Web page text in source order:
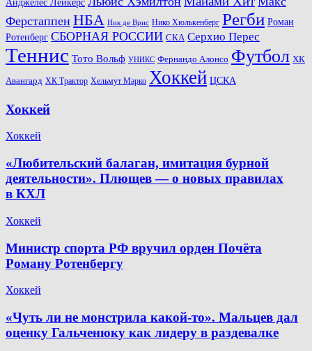
Анджелес Лейкерс
Ферстаппен НБА Ник де Врис Нико Хюлькенберг Регби Роман
Ротенберг СБОРНАЯ РОССИИ СКА Серхио Перес
Теннис Тото Вольф УНИКС Фернандо Алонсо Футбол ХК
Авангард ХК Трактор Хельмут Марко Хоккей ЦСКА
Хоккей
Хоккей
«Любительский балаган, имитация бурной
деятельности». Плющев — о новых правилах
в КХЛ
Хоккей
Министр спорта РФ вручил орден Почёта
Роману Ротенбергу
Хоккей
«Чуть ли не монстрила какой-то». Мальцев дал
оценку Гальченюку как лидеру в раздевалке